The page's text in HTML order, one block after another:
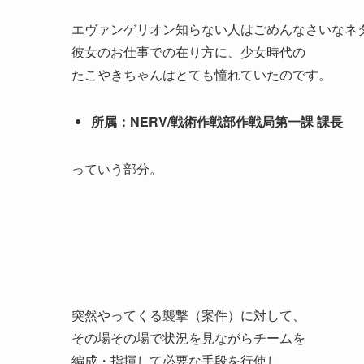
エヴァンゲリオン知らない人はごめんなさいなネ
彼女のお仕事での在り方に、少女時代の
たこやきちゃんはとても憧れていたのです。
所属：NERV/戦術作戦部作戦局第一課 課長
っていう部分。
突然やってくる襲撃（案件）に対して、
その場その場で状況を見ながらチームを
編成・指揮して必要な手段を行使し、